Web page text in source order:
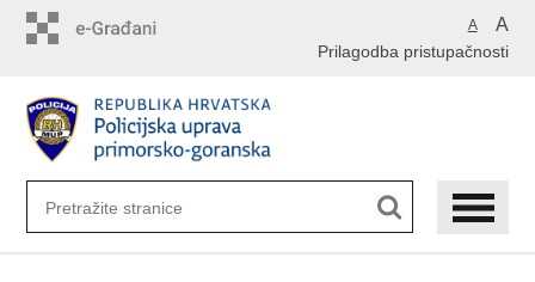
A A
Prilagodba pristupačnosti